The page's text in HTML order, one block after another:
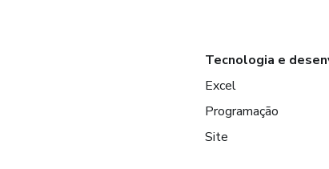
Tecnologia e
Excel
Programação
Site